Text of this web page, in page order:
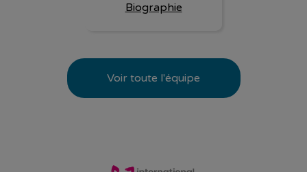
Biographie
Voir toute l'équipe